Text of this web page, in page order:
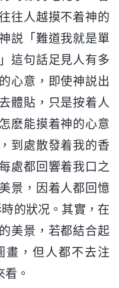
往人越摸不着神的
説「難道我就是單
這句話足見人有多
心意，即使神説出
體貼，只是按着人
麽能摸着神的心意
到處散發着我的香
處都回響着我口之
景，因着人都回憶
的狀况。其實，在
美景，若都結合起
畫，但人都不去注
。